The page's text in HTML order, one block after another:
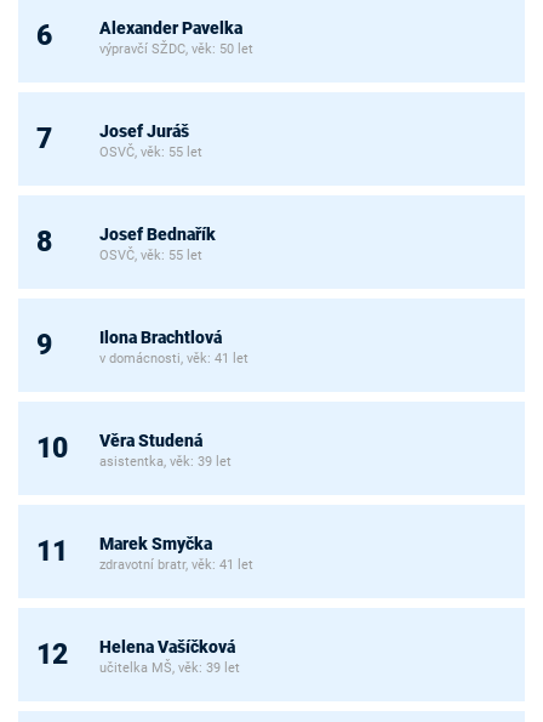
6 Alexander Pavelka
výpravčí SŽDC, věk: 50 let
7 Josef Juráš
OSVČ, věk: 55 let
8 Josef Bednařík
OSVČ, věk: 55 let
9 Ilona Brachtlová
v domácnosti, věk: 41 let
10 Věra Studená
asistentka, věk: 39 let
11 Marek Smyčka
zdravotní bratr, věk: 41 let
12 Helena Vašíčková
učitelka MŠ, věk: 39 let